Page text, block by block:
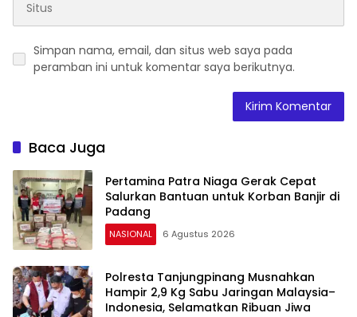
Simpan nama, email, dan situs web saya pada
peramban ini untuk komentar saya berikutnya.
Baca Juga
Pertamina Patra Niaga Gerak Cepat
Salurkan Bantuan untuk Korban Banjir di
Padang
NASIONAL 6 Agustus 2026
Polresta Tanjungpinang Musnahkan
Hampir 2,9 Kg Sabu Jaringan Malaysia–
Indonesia, Selamatkan Ribuan Jiwa